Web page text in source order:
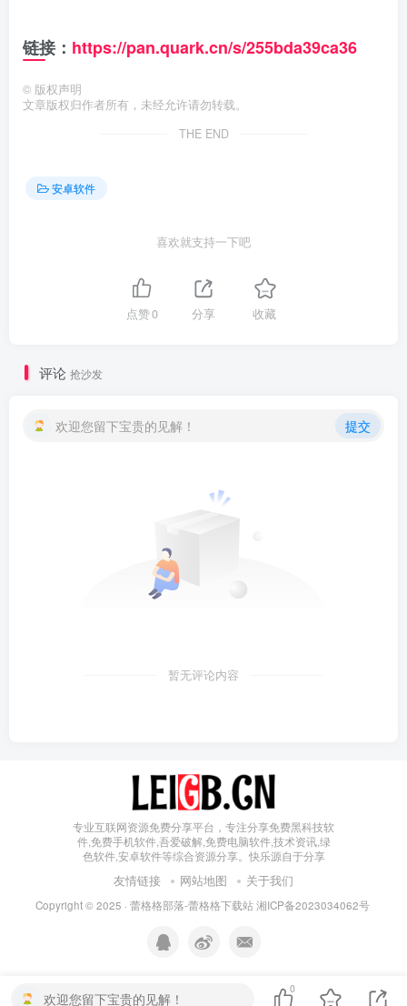
链接： https://pan.quark.cn/s/255bda39ca36
© 版权声明
文章版权归作者所有，未经允许请勿转载。
THE END
安卓软件
喜欢就支持一下吧
点赞0 分享 收藏
评论 抢沙发
欢迎您留下宝贵的见解！ 提交
暂无评论内容
专业互联网资源免费分享平台，专注分享免费黑科技软
件,免费手机软件,吾爱破解,免费电脑软件,技术资讯,绿
色软件,安卓软件等综合资源分享。快乐源自于分享
友情链接 网站地图 关于我们
Copyright © 2025 · 蕾格格部落-蕾格格下载站 湘ICP备2023034062号
欢迎您留下宝贵的见解！
0